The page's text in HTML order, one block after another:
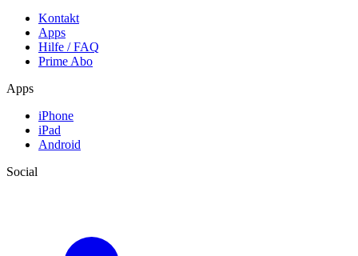
Kontakt
Apps
Hilfe / FAQ
Prime Abo
Apps
iPhone
iPad
Android
Social